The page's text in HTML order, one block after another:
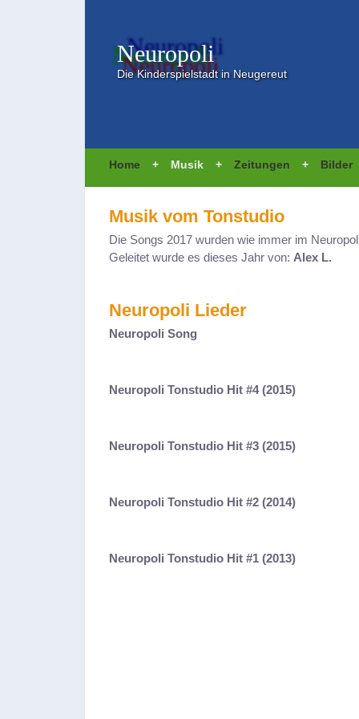
Neuropoli
Die Kinderspielstadt in Neugereut
Home + Musik + Zeitungen + Bilder
Musik vom Tonstudio
Die Songs 2017 wurden wie immer im
Geleitet wurde es dieses Jahr von: Alex L.
Neuropoli Lieder
Neuropoli Song
Neuropoli Tonstudio Hit #4 (2015)
Neuropoli Tonstudio Hit #3 (2015)
Neuropoli Tonstudio Hit #2 (2014)
Neuropoli Tonstudio Hit #1 (2013)